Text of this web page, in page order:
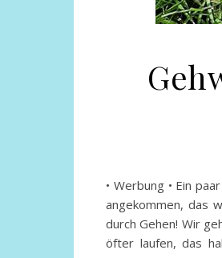
• Werbung • Ein
angekommen, das
durch Gehen! Wir
öfter laufen, das